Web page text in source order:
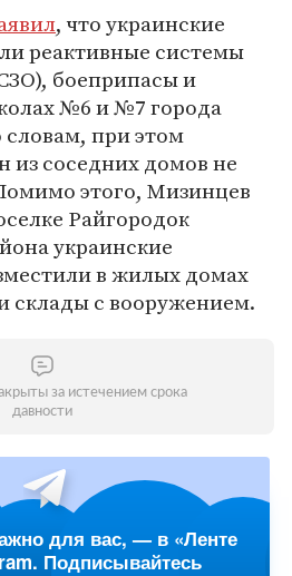
, что украинские
реактивные системы
боеприпасы и
№6 и №7 города
при этом
из соседних домов не
этого, Мизинцев
Райгородок
украинские
в жилых домах
склады с вооружением.
за истечением срока
давности
для вас, — в «Ленте
Подписывайтесь